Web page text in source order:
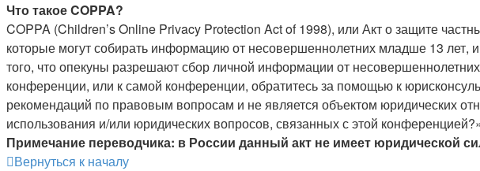
Что такое COPPA?
COPPA (Children’s Online Privacy Protection Act of 1998), или Акт о защите
которые могут собирать информацию от несовершеннолетних младше 13 лет,
того, что опекуны разрешают сбор личной информации от
конференции, или к самой конференции, обратитесь за помощью к
рекомендаций по правовым вопросам и не является объектом юридических
использования и/или юридических вопросов, связанных с этой
Примечание переводчика: в России данный акт не имеет юридической
Вернуться к началу